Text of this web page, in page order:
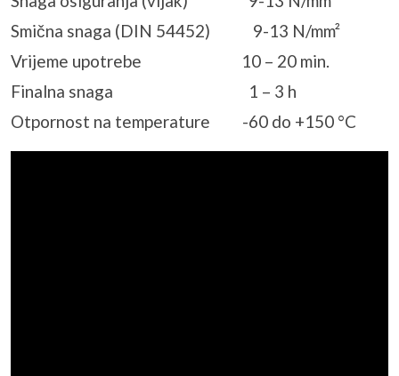
Smična snaga (DIN 54452) 9-13 N/mm²
Vrijeme upotrebe 10 – 20 min.
Finalna snaga 1 – 3 h
Otpornost na temperature -60 do +150 °C